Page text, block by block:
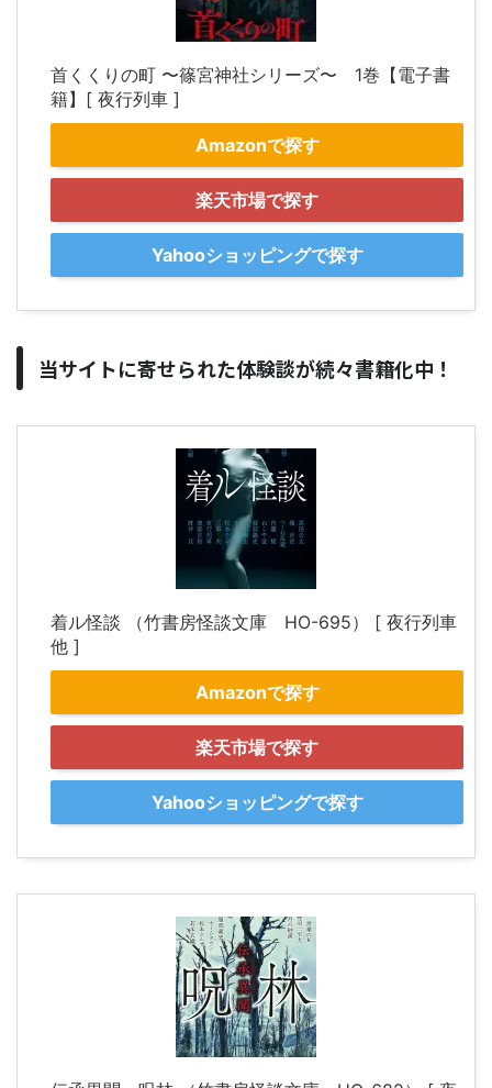
首くくりの町 〜篠宮神社シリーズ〜 1巻【電子書
籍】[ 夜行列車 ]
Amazonで探す
楽天市場で探す
Yahooショッピングで探す
当サイトに寄せられた体験談が続々書籍化中！
着ル怪談 （竹書房怪談文庫 HO-695） [ 夜行列車
他 ]
Amazonで探す
楽天市場で探す
Yahooショッピングで探す